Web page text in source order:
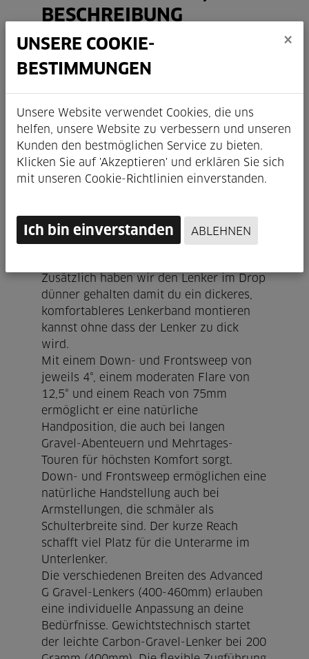
UNSERE COOKIE-
BESTIMMUNGEN
×
Unsere Website verwendet Cookies, die uns
helfen, unsere Website zu verbessern und unseren
Kunden den bestmöglichen Service zu bieten.
Klicken Sie auf 'Akzeptieren' und erklären Sie sich
mit unseren Cookie-Richtlinien einverstanden.
Ich bin einverstanden ABLEHNEN
BESCHREIBUNG
Der perfekte Griff für jedes Abenteuer.
Unser neu entwickelter Newmen
Ergonomie und Performance, das
seinesgleichen sucht. Bei der Entwicklung
der ergonomischen Form, der
Querschnitte und Biegungen haben wir
eng mit einem Biomechaniker
zusammengearbeitet.
tropfenförmige Gestaltung des Drops
sorgt für einen sicheren und
Zusätzlich haben wir den Lenker im Drop
dünner gehalten damit du ein dickeres,
komfortableres Lenkerband montieren
kannst ohne dass der Lenker zu dick
wird.
Mit einem Down- und Frontsweep von
jeweils 4°, einem moderaten Flare von
12,5° und einem Reach von 75mm
ermöglicht er eine natürliche
Handposition, die auch bei langen
Gravel-Abenteuern und Mehrtages-
Touren für höchsten Komfort sorgt.
Down- und Frontsweep ermöglichen eine
natürliche Handstellung auch bei
Armstellungen, die schmäler als
Schulterbreite sind. Der kurze Reach
schafft viel Platz für die Unterarme im
Unterlenker.
Die verschiedenen Breiten des Advanced
G Gravel-Lenkers (400-460mm) erlauben
eine individuelle Anpassung an deine
Bedürfnisse. Gewichtstechnisch startet
der leichte Carbon-Gravel-Lenker bei 200